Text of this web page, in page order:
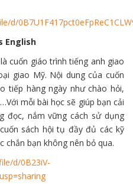
d/
English
cuốn giáo trình tiếng anh giao
giao Mỹ. Nội dung của cuốn
tiếp hàng ngày như chào hỏi,
mỗi bài học sẽ giúp bạn cải
đọc, nắm vững cách sử dụng
sách hội tụ đầy đủ các kỹ
chắn bạn không nên bỏ qua.
d/0B23iV-